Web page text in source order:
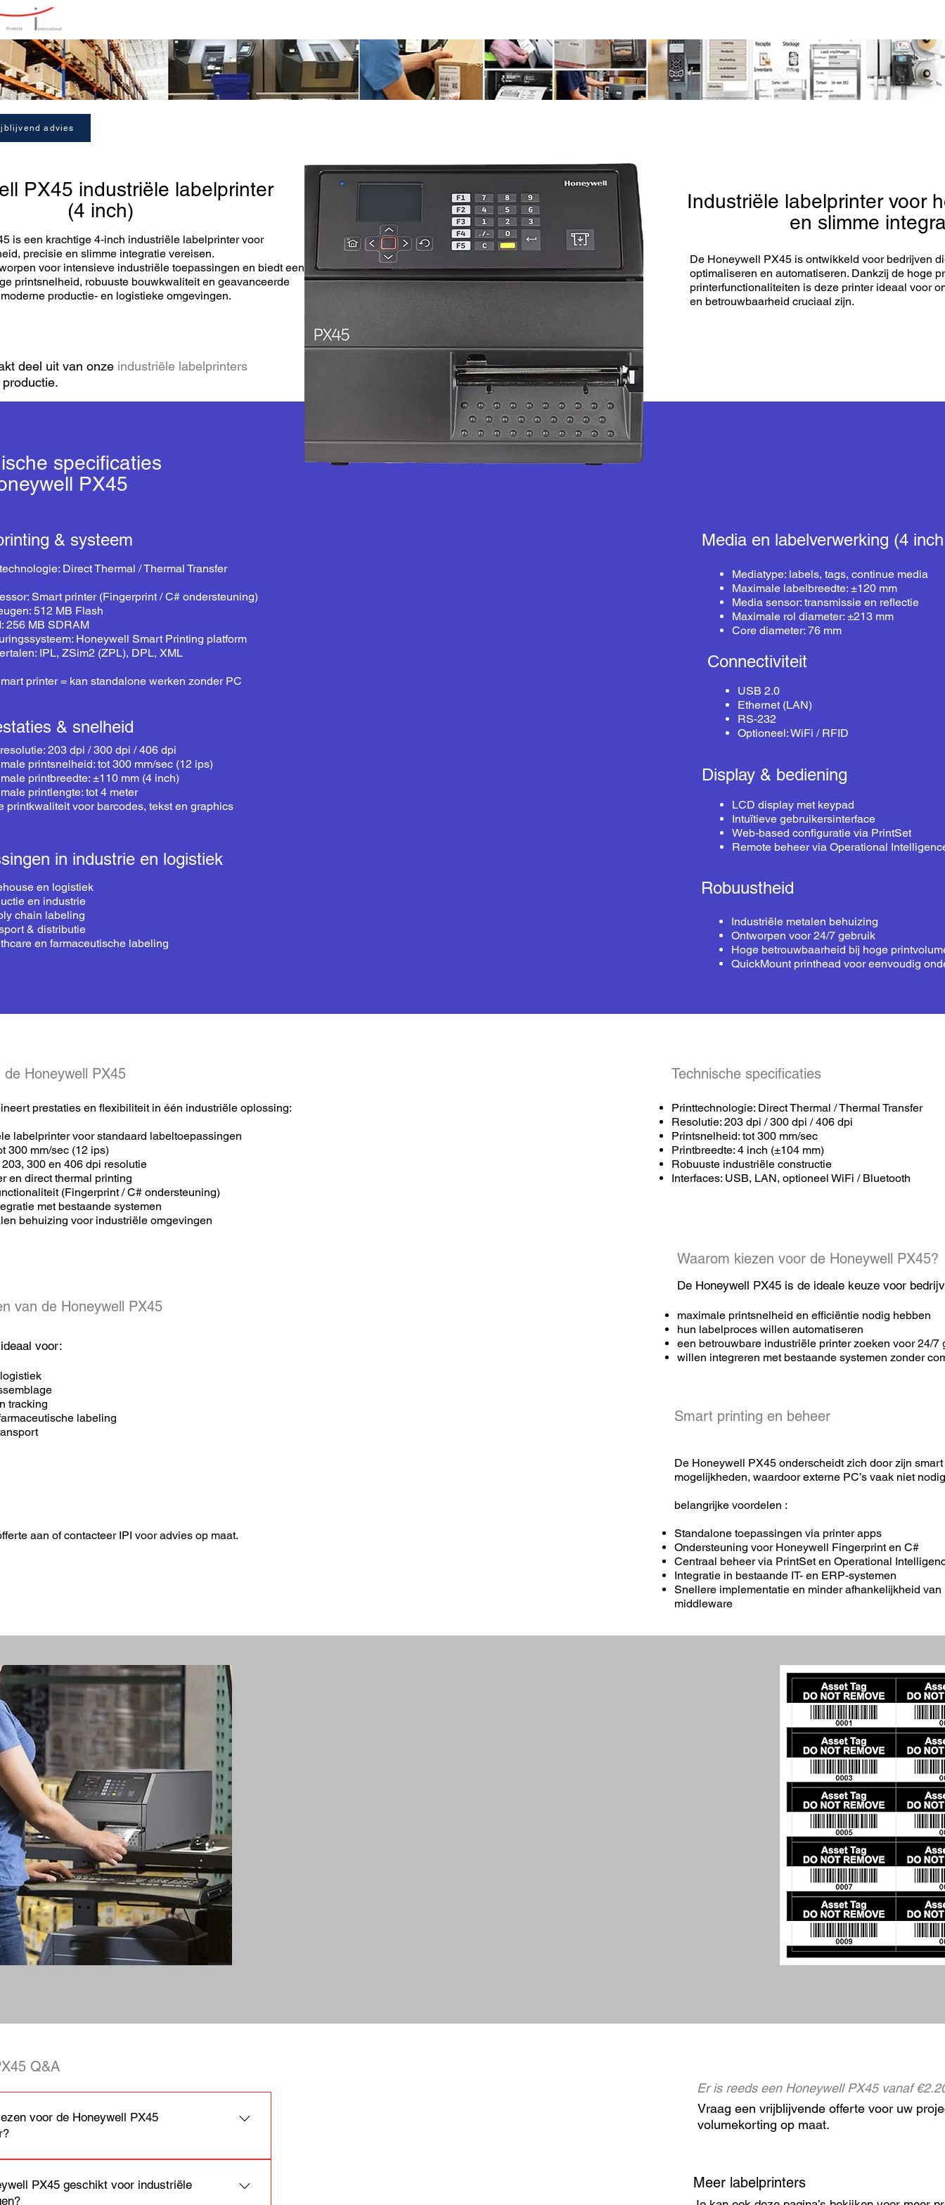
advies
PX45 industriële labelprinter
(4 inch)
is een krachtige 4-inch industriële labelprinter voor
precisie en slimme integratie vereisen.
voor intensieve industriële toepassingen en biedt een
printsnelheid, robuuste bouwkwaliteit en geavanceerde
productie- en logistieke omgevingen.
Industriële labelprinter voor
en slimme
De Honeywell PX45 is ontwikkeld voor bedrijven
optimaliseren en automatiseren. Dankzij de hoge
printerfunctionaliteiten is deze printer ideaal voor
en betrouwbaarheid cruciaal zijn.
deel uit van onze industriële labelprinters
specificaties
PX45
& systeem
Direct Thermal / Thermal Transfer
Smart printer (Fingerprint / C# ondersteuning)
512 MB Flash
256 MB SDRAM
Honeywell Smart Printing platform
IPL, ZSim2 (ZPL), DPL, XML
printer = kan standalone werken zonder PC
& snelheid
203 dpi / 300 dpi / 406 dpi
printsnelheid: tot 300 mm/sec (12 ips)
printbreedte: ±110 mm (4 inch)
printlengte: tot 4 meter
printkwaliteit voor barcodes, tekst en graphics
in industrie en logistiek
en logistiek
en industrie
chain labeling
& distributie
en farmaceutische labeling
Media en labelverwerking (4
Mediatype: labels, tags, continue media
Maximale labelbreedte: ±120 mm
Media sensor: transmissie en reflectie
Maximale rol diameter: ±213 mm
Core diameter: 76 mm
Connectiviteit
USB 2.0
Ethernet (LAN)
RS-232
Optioneel: WiFi / RFID
Display & bediening
LCD display met keypad
Intuïtieve gebruikersinterface
Web-based configuratie via PrintSet
Remote beheer via Operational
Robuustheid
Industriële metalen behuizing
Ontworpen voor 24/7 gebruik
Hoge betrouwbaarheid bij hoge
QuickMount printhead voor eenvoudig
de Honeywell PX45
prestaties en flexibiliteit in één industriële oplossing:
labelprinter voor standaard labeltoepassingen
300 mm/sec (12 ips)
300 en 406 dpi resolutie
en direct thermal printing
(Fingerprint / C# ondersteuning)
met bestaande systemen
behuizing voor industriële omgevingen
Technische specificaties
Printtechnologie: Direct Thermal / Thermal Transfer
Resolutie: 203 dpi / 300 dpi / 406 dpi
Printsnelheid: tot 300 mm/sec
Printbreedte: 4 inch (±104 mm)
Robuuste industriële constructie
Interfaces: USB, LAN, optioneel WiFi / Bluetooth
Waarom kiezen voor de Honeywell PX45?
van de Honeywell PX45
voor:
tracking
labeling
aan of contacteer IPI voor advies op maat.
De Honeywell PX45 is de ideale keuze voor
maximale printsnelheid en efficiëntie nodig hebben
hun labelproces willen automatiseren
een betrouwbare industriële printer zoeken voor 24/7
willen integreren met bestaande systemen zonder
Smart printing en beheer
De Honeywell PX45 onderscheidt zich door zijn
mogelijkheden, waardoor externe PC’s vaak niet
belangrijke voordelen :
Standalone toepassingen via printer apps
Ondersteuning voor Honeywell Fingerprint en C#
Centraal beheer via PrintSet en Operational
Integratie in bestaande IT- en ERP-systemen
Snellere implementatie en minder afhankelijkheid van
middleware
Q&A
voor de Honeywell PX45
waardoor bedrijven efficiënter
produceren en integreren in hun processen.
PX45 geschikt voor industriële
Er is reeds een Honeywell PX45 vanaf
Vraag een vrijblijvende offerte voor uw
volumekorting op maat.
Meer labelprinters